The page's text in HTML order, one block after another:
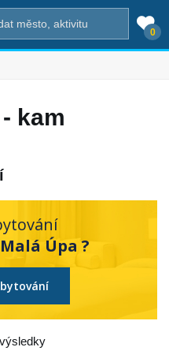
0
kam
Úpa ?